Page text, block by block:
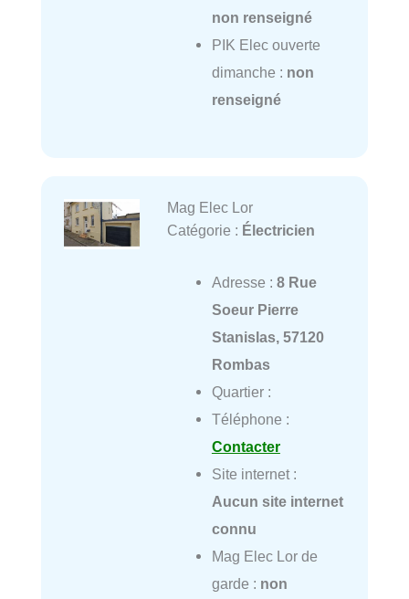
non renseigné
PIK Elec ouverte
dimanche : non
renseigné
Mag Elec Lor
Catégorie : Électricien
Adresse : 8 Rue
Soeur Pierre
Stanislas, 57120
Rombas
Quartier :
Téléphone :
Contacter
Site internet :
Aucun site internet
connu
Mag Elec Lor de
garde : non